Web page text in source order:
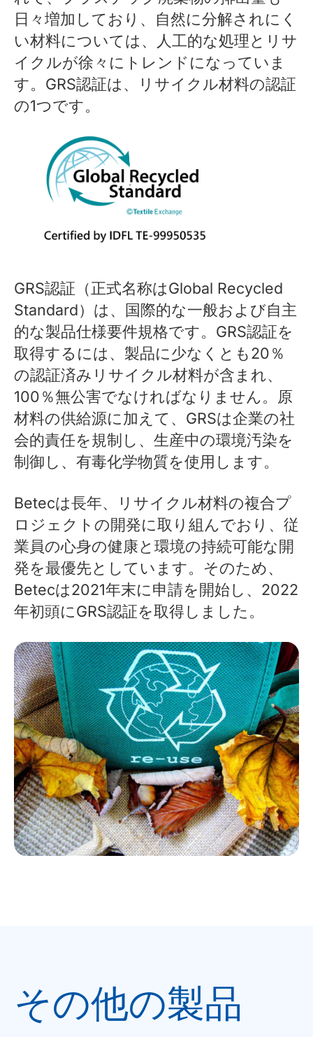
日々増加しており、自然に分解されにく
い材料については、人工的な処理とリサ
イクルが徐々にトレンドになっていま
す。GRS認証は、リサイクル材料の認証
の1つです。
GRS認証（正式名称はGlobal Recycled
Standard）は、国際的な一般および自主
的な製品仕様要件規格です。GRS認証を
取得するには、製品に少なくとも20％
の認証済みリサイクル材料が含まれ、
100％無公害でなければなりません。原
材料の供給源に加えて、GRSは企業の社
会的責任を規制し、生産中の環境汚染を
制御し、有毒化学物質を使用します。
Betecは長年、リサイクル材料の複合プ
ロジェクトの開発に取り組んでおり、従
業員の心身の健康と環境の持続可能な開
発を最優先としています。そのため、
Betecは2021年末に申請を開始し、2022
年初頭にGRS認証を取得しました。
その他の製品